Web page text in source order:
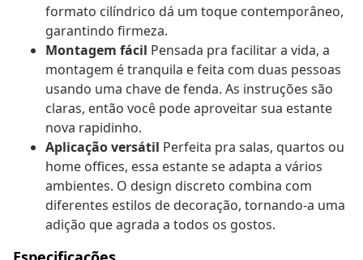
formato cilíndrico dá um toque contemporâneo,
garantindo firmeza.
Montagem fácil Pensada pra facilitar a vida, a
montagem é tranquila e feita com duas pessoas
usando uma chave de fenda. As instruções são
claras, então você pode aproveitar sua estante
nova rapidinho.
Aplicação versátil Perfeita pra salas, quartos ou
home offices, essa estante se adapta a vários
ambientes. O design discreto combina com
diferentes estilos de decoração, tornando-a uma
adição que agrada a todos os gostos.